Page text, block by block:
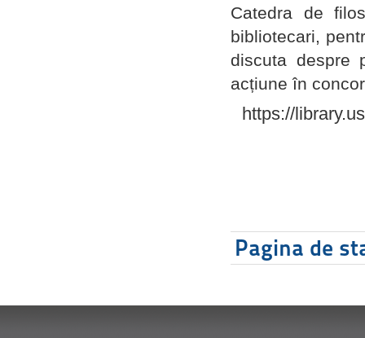
Catedra de
bibliotecari,
discuta despre
acțiune în
https://
Pagina de